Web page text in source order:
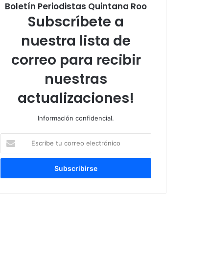
Boletín Periodistas Quintana Roo
Subscríbete a
nuestra lista de
correo para recibir
nuestras
actualizaciones!
Información confidencial.
tu
correo